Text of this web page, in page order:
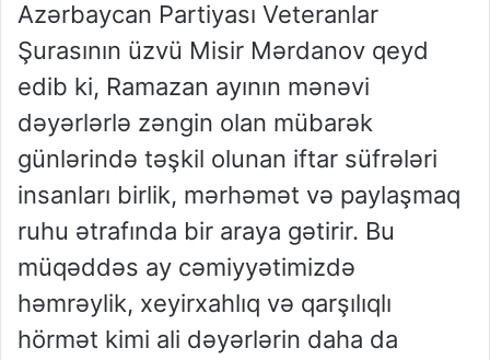
Azərbaycan Partiyası Veteranlar
Şurasının üzvü Misir Mərdanov qeyd
edib ki, Ramazan ayının mənəvi
dəyərlərlə zəngin olan mübarək
günlərində təşkil olunan iftar süfrələri
insanları birlik, mərhəmət və paylaşmaq
ruhu ətrafında bir araya gətirir. Bu
müqəddəs ay cəmiyyətimizdə
həmrəylik, xeyirxahlıq və qarşılıqlı
hörmət kimi ali dəyərlərin daha da